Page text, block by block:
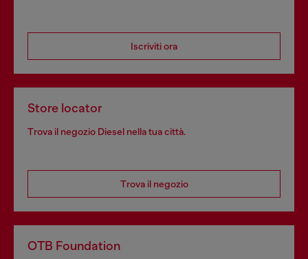
Iscriviti ora
Store locator
Trova il negozio Diesel nella tua città.
Trova il negozio
OTB Foundation